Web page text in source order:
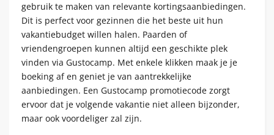
gebruik te maken van relevante kortingsaanbiedingen.
Dit is perfect voor gezinnen die het beste uit hun
vakantiebudget willen halen. Paarden of
vriendengroepen kunnen altijd een geschikte plek
vinden via Gustocamp. Met enkele klikken maak je je
boeking af en geniet je van aantrekkelijke
aanbiedingen. Een Gustocamp promotiecode zorgt
ervoor dat je volgende vakantie niet alleen bijzonder,
maar ook voordeliger zal zijn.